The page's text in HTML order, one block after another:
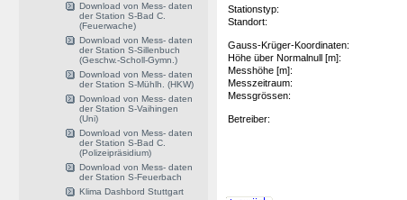
Download von Mess- daten
der Station S-Bad C.
(Feuerwache)
Download von Mess- daten
der Station S-Sillenbuch
(Geschw.-Scholl-Gymn.)
Download von Mess- daten
der Station S-Mühlh. (HKW)
Download von Mess- daten
der Station S-Vaihingen
(Uni)
Download von Mess- daten
der Station S-Bad C.
(Polizeipräsidium)
Download von Mess- daten
der Station S-Feuerbach
Klima Dashbord Stuttgart
Stationstyp:
Standort:
Gauss-Krüger-Koordinaten:
Höhe über Normalnull [m]:
Messhöhe [m]:
Messzeitraum:
Messgrössen:
Betreiber: